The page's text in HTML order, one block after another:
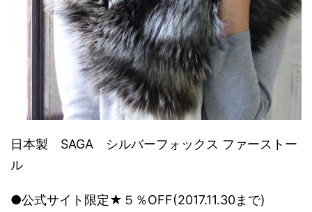
日本製 SAGA シルバーフォックス ファーストー
ル
●公式サイト限定★５％OFF(2017.11.30まで)